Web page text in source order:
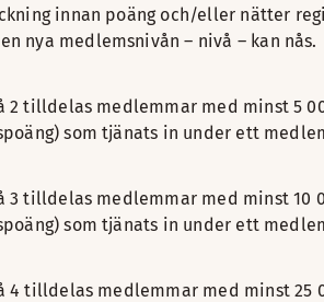
innan poäng och/eller nätter
nya medlemsnivån – nivå – kan nås.
2 tilldelas medlemmar med minst 5
som tjänats in under ett
3 tilldelas medlemmar med minst 10
som tjänats in under ett
4 tilldelas medlemmar med minst 25